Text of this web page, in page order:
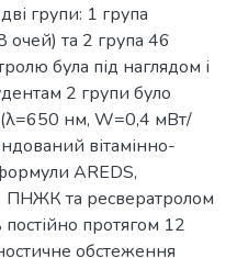
групи: 1 група
очей) та 2 група 46
була під наглядом і
2 групи було
нм, W=0,4 мВт/
вітамінно-
AREDS,
ПНЖК та ресвератролом
протягом 12
обстеження